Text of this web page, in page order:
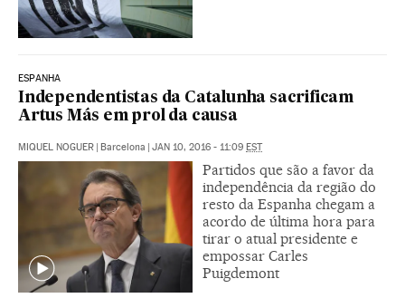
ESPANHA
Independentistas da Catalunha sacrificam
Artus Más em prol da causa
MIQUEL NOGUER | Barcelona | JAN 10, 2016 - 11:09 EST
Partidos que são a favor da
independência da região do
resto da Espanha chegam a
acordo de última hora para
tirar o atual presidente e
empossar Carles
Puigdemont